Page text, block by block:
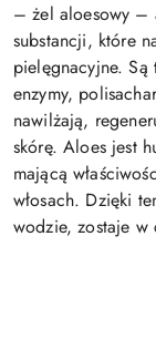
– żel aloesowy –
substancji, które
pielęgnacyjne. Są
enzymy,
nawilżają,
skórę. Aloes jest
mającą
włosach. Dzięki
wodzie, zostaje w